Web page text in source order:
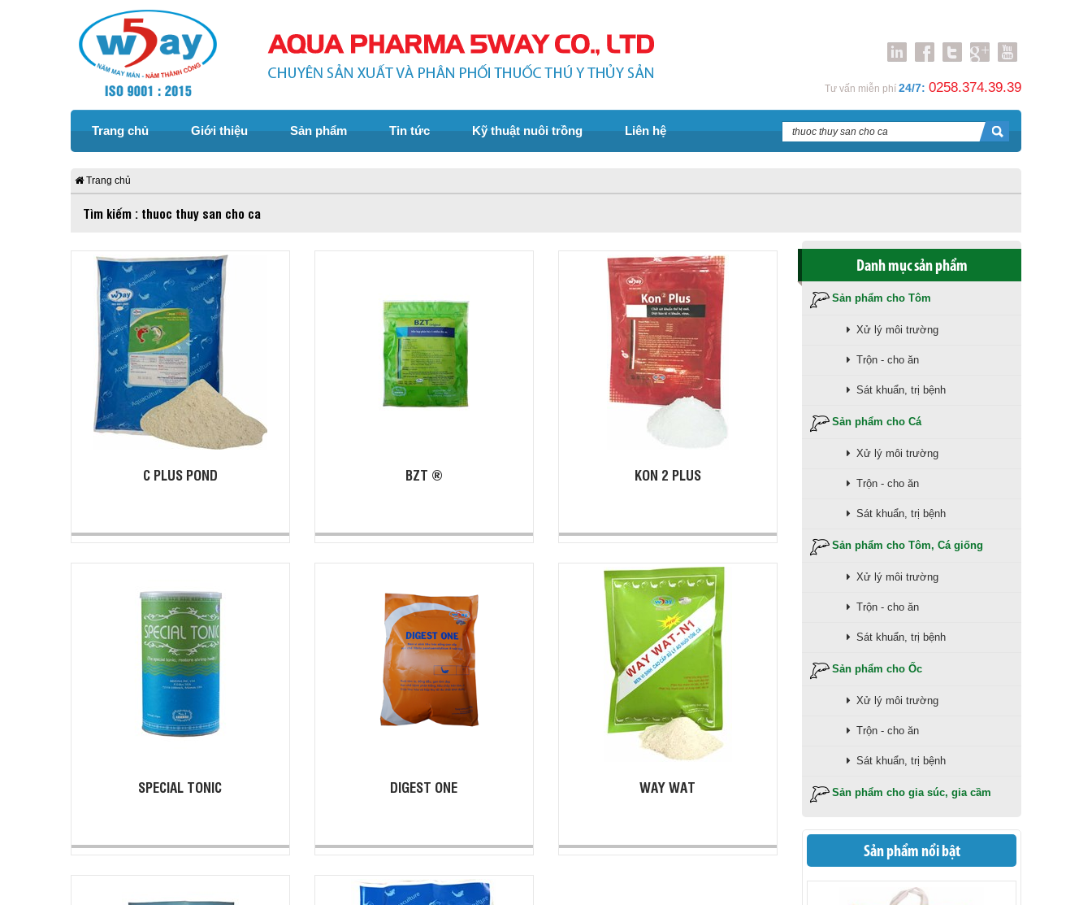
Tư vấn miễn phí 24/7: 0258.374.39.39
Trang chủ Giới thiệu Sản phẩm Tin tức Kỹ thuật nuôi trồng Liên hệ
Trang chủ
Tìm kiếm : thuoc thuy san cho ca
C PLUS POND BZT ® KON 2 PLUS
SPECIAL TONIC DIGEST ONE WAY WAT
Danh mục sản phẩm
Sản phẩm cho Tôm
Xử lý môi trường
Trộn - cho ăn
Sát khuẩn, trị bệnh
Sản phẩm cho Cá
Xử lý môi trường
Trộn - cho ăn
Sát khuẩn, trị bệnh
Sản phẩm cho Tôm, Cá giống
Xử lý môi trường
Trộn - cho ăn
Sát khuẩn, trị bệnh
Sản phẩm cho Ốc
Xử lý môi trường
Trộn - cho ăn
Sát khuẩn, trị bệnh
Sản phẩm cho gia súc, gia cầm
Sản phẩm nổi bật